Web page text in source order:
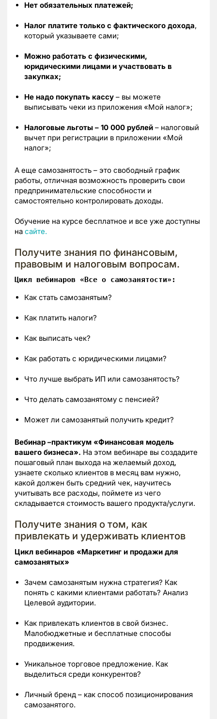
Нет обязательных платежей;
Налог платите только с фактического дохода,
который указываете сами;
Можно работать с физическими,
юридическими лицами и участвовать в
закупках;
Не надо покупать кассу – вы можете
выписывать чеки из приложения «Мой налог»;
Налоговые льготы – 10 000 рублей – налоговый
вычет при регистрации в приложении «Мой
налог»;
А еще самозанятость – это свободный график
работы, отличная возможность проверить свои
предпринимательские способности и
самостоятельно контролировать доходы.
Обучение на курсе бесплатное и все уже доступны
на сайте.
Получите знания по финансовым,
правовым и налоговым вопросам.
Цикл вебинаров «Все о самозанятости»:
Как стать самозанятым?
Как платить налоги?
Как выписать чек?
Как работать с юридическими лицами?
Что лучше выбрать ИП или самозанятость?
Что делать самозанятому с пенсией?
Может ли самозанятый получить кредит?
Вебинар –практикум «Финансовая модель
вашего бизнеса». На этом вебинаре вы создадите
пошаговый план выхода на желаемый доход,
узнаете сколько клиентов в месяц вам нужно,
какой должен быть средний чек, научитесь
учитывать все расходы, поймете из чего
складывается стоимость вашего продукта/услуги.
Получите знания о том, как
привлекать и удерживать клиентов
Цикл вебинаров «Маркетинг и продажи для
самозанятых»
Зачем самозанятым нужна стратегия? Как
понять с какими клиентами работать? Анализ
Целевой аудитории.
Как привлекать клиентов в свой бизнес.
Малобюджетные и бесплатные способы
продвижения.
Уникальное торговое предложение. Как
выделиться среди конкурентов?
Личный бренд – как способ позиционирования
самозанятого.